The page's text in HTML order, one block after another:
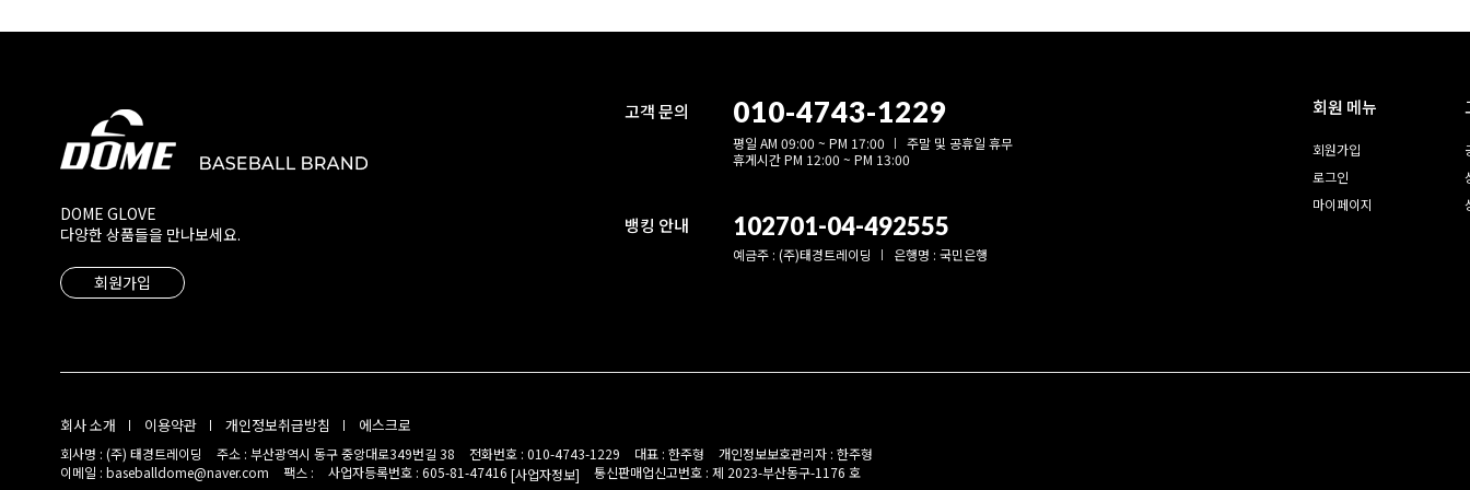
DOME GLOVE
다양한 상품들을 만나보세요.
회원가입
고객 문의 010-4743-1229
평일 AM 09:00 ~ PM 17:00
주말 및 공휴일 휴무
휴게시간 PM 12:00 ~ PM 13:00
뱅킹 안내 102701-04-492555
예금주 : (주)태경트레이딩 은행명 : 국민은행
회원 메뉴
회원가입
로그인
마이페이지
회사 소개 이용약관 개인정보취급방침 에스크로
회사명 : (주) 태경트레이딩 주소 : 부산광역시 동구 중앙대로349번길 38 전화번호 : 010-4743-1229 대표 : 한주형
개인정보보호관리자 : 한주형
이메일 : baseballdome@naver.com
팩스 : 사업자등록번호 : 605-81-47416 [사업자정보] 통신판매업신고번호 : 제 2023-부산동구-1176 호